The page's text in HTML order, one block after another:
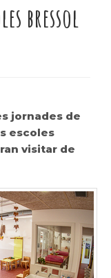
bressol
jornades de
escoles
visitar de